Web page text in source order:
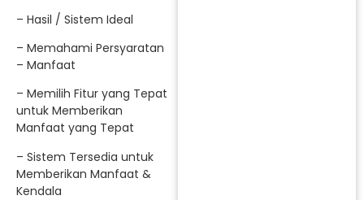
– Hasil / Sistem Ideal
– Memahami Persyaratan
– Manfaat
– Memilih Fitur yang Tepat
untuk Memberikan
Manfaat yang Tepat
– Sistem Tersedia untuk
Memberikan Manfaat &
Kendala